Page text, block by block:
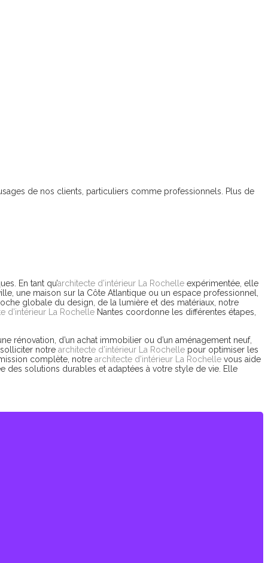
de nos clients, particuliers comme professionnels. Plus de
En tant qu’architecte d’intérieur La Rochelle expérimentée, elle
une maison sur la Côte Atlantique ou un espace professionnel,
globale du design, de la lumière et des matériaux, notre
d’intérieur La Rochelle Nantes coordonne les différentes étapes,
rénovation, d’un achat immobilier ou d’un aménagement neuf,
notre architecte d’intérieur La Rochelle pour optimiser les
complète, notre architecte d’intérieur La Rochelle vous aide
des solutions durables et adaptées à votre style de vie. Elle